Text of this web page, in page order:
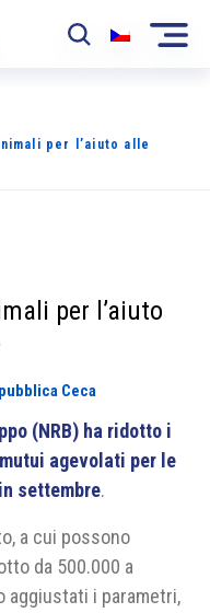
per l’aiuto alle
per l’aiuto
Ceca
(NRB) ha ridotto i
agevolati per le
settembre.
a cui possono
da 500.000 a
aggiustati i parametri,